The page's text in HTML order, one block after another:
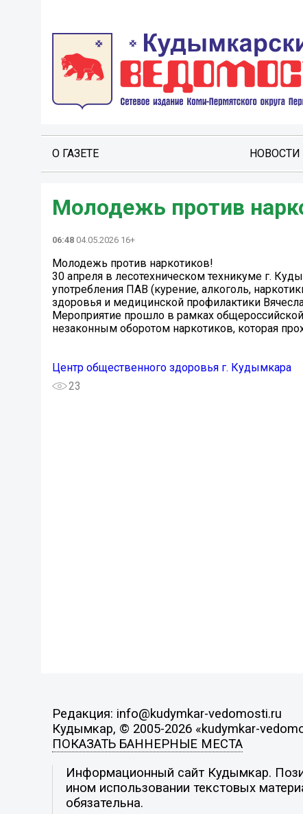
О ГАЗЕТЕ НОВОСТИ
Молодежь против
06:48 04.05.2026 16+
Молодежь против наркотиков!
30 апреля в лесотехническом техникуме г.
употребления ПАВ (курение, алкоголь,
здоровья и медицинской профилактики
Мероприятие прошло в рамках
незаконным оборотом наркотиков, которая
Центр общественного здоровья г. Кудымкара
23
Редакция: info@kudymkar-vedomosti.ru
Кудымкар, © 2005-2026 «kudymkar-
ПОКАЗАТЬ БАННЕРНЫЕ МЕСТА
Информационный сайт Кудымкар.
ином использовании текстовых
обязательна.